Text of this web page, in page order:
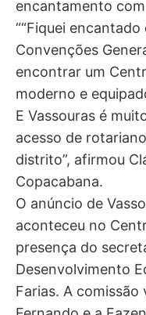
encantamento
““Fiquei
Convenções
encontrar um
moderno e
E Vassouras é
acesso de
distrito”, afirmou
Copacabana.
O anúncio de
aconteceu no
presença do
Desenvolvimento
Farias. A comissão